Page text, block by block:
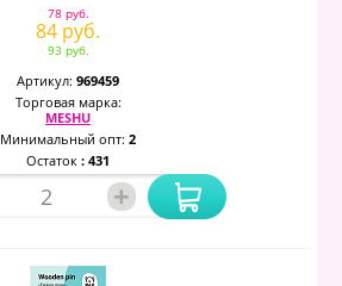
78 руб.
84 руб.
93 руб.
Артикул: 969459
Торговая марка:
MESHU
Минимальный опт: 2
Остаток : 431
+